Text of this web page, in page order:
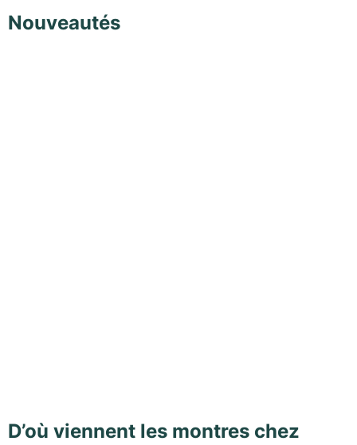
Nouveautés
D’où viennent les montres chez